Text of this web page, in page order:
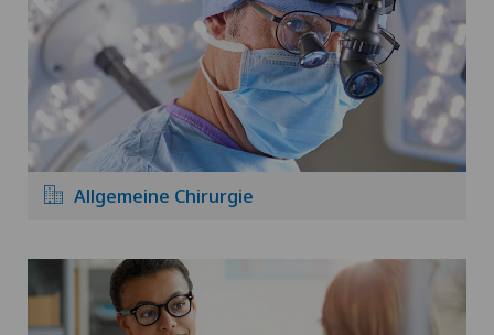
Allgemeine Chirurgie